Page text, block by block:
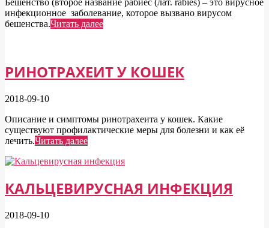
инфекционное заболевание, которое вызвано вирусом
бешенства.Читать далее
РИНОТРАХЕИТ У КОШЕК
2018-09-10
Описание и симптомы ринотрахеита у кошек. Какие
существуют профилактические меры для болезни и как её
лечить.Читать далее
КАЛЬЦЕВИРУСНАЯ ИНФЕКЦИЯ
2018-09-10